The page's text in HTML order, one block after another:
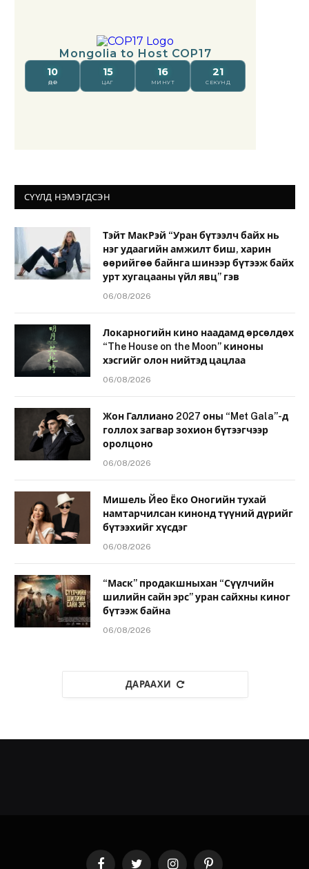
СҮҮЛД НЭМЭГДСЭН
Тэйт МакРэй “Уран бүтээлч байх нь
нэг удаагийн амжилт биш, харин
өөрийгөө байнга шинээр бүтээж байх
урт хугацааны үйл явц” гэв
06/08/2026
Локарногийн кино наадамд өрсөлдөх
“The House on the Moon” киноны
хэсгийг олон нийтэд цацлаа
06/08/2026
Жон Галлиано 2027 оны “Met Gala”-д
голлох загвар зохион бүтээгчээр
оролцоно
06/08/2026
Мишель Йео Ёко Оногийн тухай
намтарчилсан кинонд түүний дүрийг
бүтээхийг хүсдэг
06/08/2026
“Маск” продакшныхан “Сүүлчийн
шилийн сайн эрс” уран сайхны киног
бүтээж байна
06/08/2026
ДАРААХИ